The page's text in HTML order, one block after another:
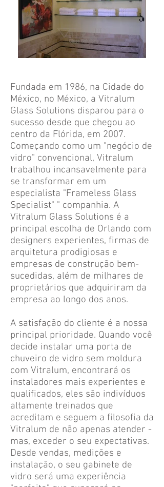
Fundada em 1986, na Cidade do
México, no México, a Vitralum
Glass Solutions disparou para o
sucesso desde que chegou ao
centro da Flórida, em 2007.
Começando como um "negócio de
vidro" convencional, Vitralum
trabalhou incansavelmente para
se transformar em um
especialista "Frameless Glass
Specialist" " companhia. A
Vitralum Glass Solutions é a
principal escolha de Orlando com
designers experientes, firmas de
arquitetura prodigiosas e
empresas de construção bem-
sucedidas, além de milhares de
proprietários que adquiriram da
empresa ao longo dos anos.
A satisfação do cliente é a nossa
principal prioridade. Quando você
decide instalar uma porta de
chuveiro de vidro sem moldura
com Vitralum, encontrará os
instaladores mais experientes e
qualificados, eles são indivíduos
altamente treinados que
acreditam e seguem a filosofia da
Vitralum de não apenas atender -
mas, exceder o seu expectativas.
Desde vendas, medições e
instalação, o seu gabinete de
vidro será uma experiência